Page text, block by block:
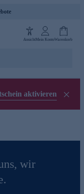
AnsichtMein KontoWarenkorb
aktivieren
wir